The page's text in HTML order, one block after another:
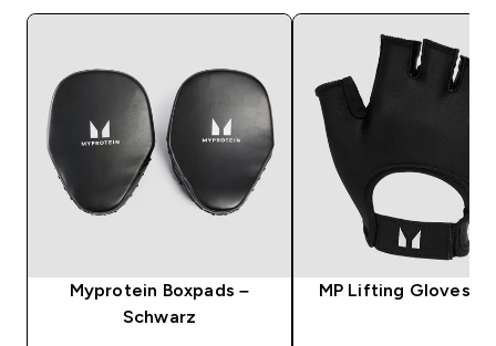
Myprotein Boxpads –
Schwarz
MP Lifting Gloves -